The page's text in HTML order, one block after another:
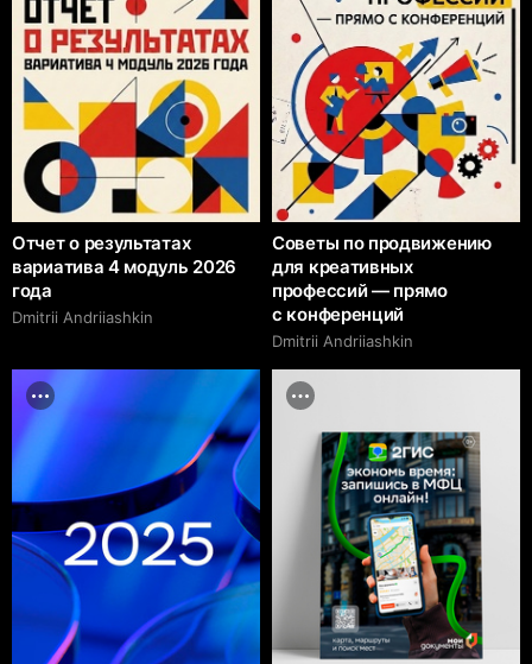
Отчет о результатах
вариатива 4 модуль 2026
года
Dmitrii Аndriiashkin
Советы по продвижению
для креативных
профессий — прямо
с конференций
Dmitrii Аndriiashkin